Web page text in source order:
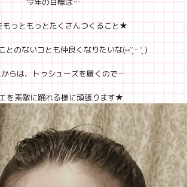
もっともっとたくさんつくること★
とのないコとも仲良くなりたいな(⑅˘͈ ᵕ ˘͈ )
らは、トゥシューズを履くので…
を素敵に踊れる様に頑張ります★